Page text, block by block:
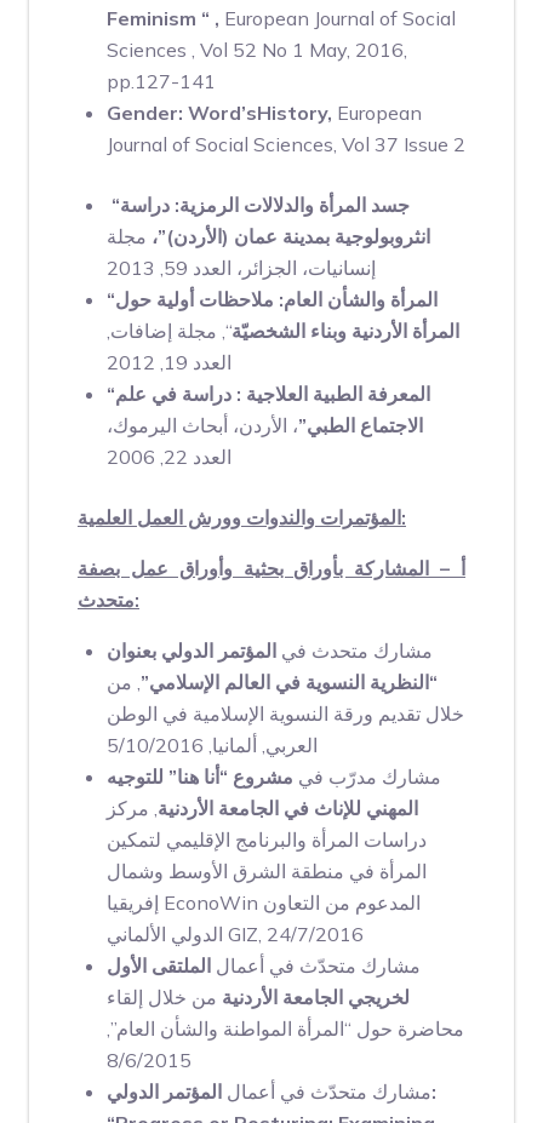
Feminism “ , European Journal of Social
Sciences , Vol 52 No 1 May, 2016,
pp.127-141
Gender: Word’sHistory, European
Journal of Social Sciences, Vol 37 Issue 2
“جسد المرأة والدلالات الرمزية: دراسة
انثروبولوجية بمدينة عمان (الأردن)”، مجلة
إنسانيات، الجزائر، العدد 59, 2013
“المرأة والشأن العام: ملاحظات أولية حول
المرأة الأردنية وبناء الشخصيّة“, مجلة إضافات,
العدد 19, 2012
“المعرفة الطبية العلاجية : دراسة في علم
الاجتماع الطبي”، الأردن، أبحاث اليرموك،
العدد 22, 2006
المؤتمرات والندوات وورش العمل العلمية:
أ – المشاركة بأوراق بحثية وأوراق عمل بصفة
متحدث:
مشارك متحدث في المؤتمر الدولي بعنوان
“النظرية النسوية في العالم الإسلامي”, من
خلال تقديم ورقة النسوية الإسلامية في الوطن
العربي, ألمانيا, 5/10/2016
مشارك مدرّب في مشروع “أنا هنا” للتوجيه
المهني للإناث في الجامعة الأردنية, مركز
دراسات المرأة والبرنامج الإقليمي لتمكين
المرأة في منطقة الشرق الأوسط وشمال
إفريقيا EconoWin المدعوم من التعاون
الدولي الألماني GIZ, 24/7/2016
مشارك متحدّث في أعمال الملتقى الأول
لخريجي الجامعة الأردنية من خلال إلقاء
محاضرة حول “المرأة المواطنة والشأن العام”,
8/6/2015
مشارك متحدّث في أعمال المؤتمر الدولي: